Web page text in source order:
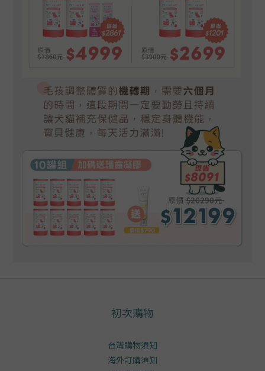
初次購物
台灣購物須知
海外訂購須知